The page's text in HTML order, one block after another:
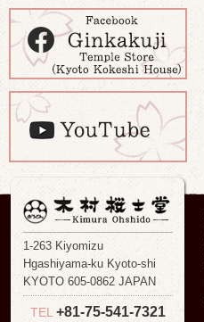
1-263 Kiyomizu
Hgashiyama-ku Kyoto-shi
KYOTO 605-0862 JAPAN
TEL +81-75-541-7321